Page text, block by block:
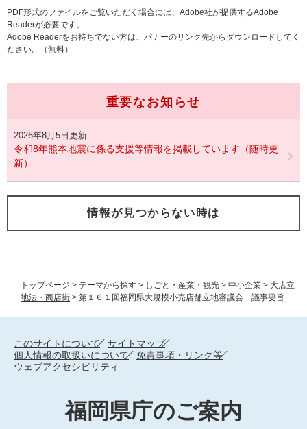
トップページ > テーマから探す > しごと・産業・観光 > 中小企業 > 大店立
地法・商店街 > 第１６１回福岡県大規模小売店舗立地審議会 議事要旨
PDF形式のファイルをご覧いただく場合には、Adobe社が提供するAdobe
Readerが必要です。
Adobe Readerをお持ちでない方は、バナーのリンク先からダウンロードしてく
ださい。（無料）
重要なお知らせ
2026年8月5日更新
令和8年熊本地震に係る支援等情報を掲載しています（随時更
新）
情報が見つからない時は
このサイトについて
サイトマップ
個人情報の取扱いについて
免責事項・リンク等
ウェブアクセシビリティ
福岡県庁のご案内